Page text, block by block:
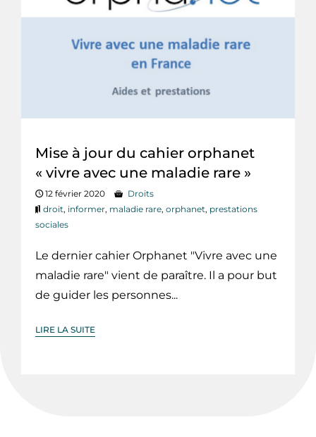
Mise à jour du cahier orphanet
« vivre avec une maladie rare »
12 février 2020
Droits
droit, informer, maladie rare, orphanet, prestations
sociales
Le dernier cahier Orphanet "Vivre avec une
maladie rare" vient de paraître. Il a pour but
de guider les personnes...
LIRE LA SUITE